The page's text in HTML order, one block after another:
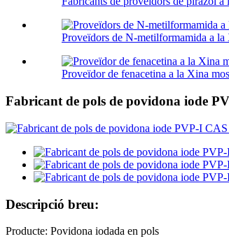
Proveïdors de N-metilformamida a
Proveïdor de fenacetina a la Xina
Fabricant de pols de povidona iode
Descripció breu:
Producte: Povidona iodada en pols